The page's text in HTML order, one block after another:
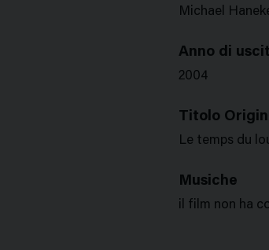
Michael
Anno di
2004
Titolo
Le temps du
Musiche
il film non ha